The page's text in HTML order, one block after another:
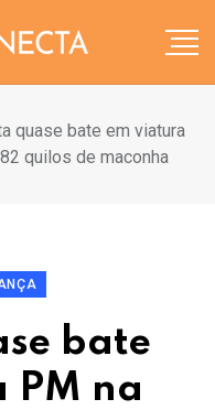
quase bate em viatura
quilos de maconha
bate
PM na